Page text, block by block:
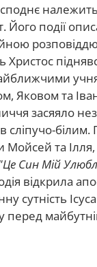
Його події
Христос
Яковом та
засяяло
сліпучо-білим.
та Ілля,
"Це Син Мій
відкрила
сутність
перед